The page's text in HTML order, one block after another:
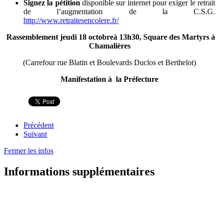
Signez la pétition disponible sur internet pour exiger le retrait
de l’augmentation de la C.S.G.
http://www.retraitesencolere.fr/
Rassemblement jeudi 18 octobreà 13h30, Square des Martyrs à
Chamalières
(Carrefour rue Blatin et Boulevards Duclos et Berthelot)
Manifestation à la Préfecture
Précédent
Suivant
Fermer les infos
Informations supplémentaires